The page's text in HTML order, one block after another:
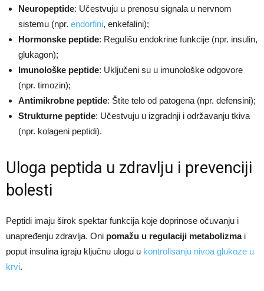
Neuropeptide: Učestvuju u prenosu signala u nervnom
sistemu (npr. endorfini, enkefalini);
Hormonske peptide: Regulišu endokrine funkcije (npr. insulin,
glukagon);
Imunološke peptide: Uključeni su u imunološke odgovore
(npr. timozin);
Antimikrobne peptide: Štite telo od patogena (npr. defensini);
Strukturne peptide: Učestvuju u izgradnji i održavanju tkiva
(npr. kolageni peptidi).​
Uloga peptida u zdravlju i prevenciji
bolesti
Peptidi imaju širok spektar funkcija koje doprinose očuvanju i
unapređenju zdravlja. Oni pomažu u regulaciji metabolizmai
poput insulina igraju ključnu ulogu u kontrolisanju nivoa glukoze u
krvi.